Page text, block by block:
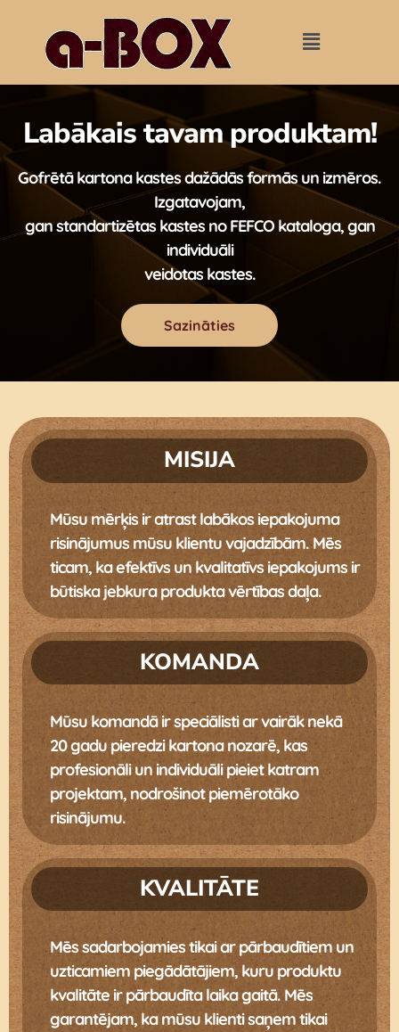
Labākais tavam produktam!
Gofrētā kartona kastes dažādās formās un izmēros.
Izgatavojam,
gan standartizētas kastes no FEFCO kataloga, gan
individuāli
veidotas kastes.
Sazināties
MISIJA
Mūsu mērķis ir atrast labākos iepakojuma
risinājumus mūsu klientu vajadzībām. Mēs
ticam, ka efektīvs un kvalitatīvs iepakojums ir
būtiska jebkura produkta vērtības daļa.
KOMANDA
Mūsu komandā ir speciālisti ar vairāk nekā
20 gadu pieredzi kartona nozarē, kas
profesionāli un individuāli pieiet katram
projektam, nodrošinot piemērotāko
risinājumu.
KVALITĀTE
Mēs sadarbojamies tikai ar pārbaudītiem un
uzticamiem piegādātājiem, kuru produktu
kvalitāte ir pārbaudīta laika gaitā. Mēs
garantējam, ka mūsu klienti saņem tikai